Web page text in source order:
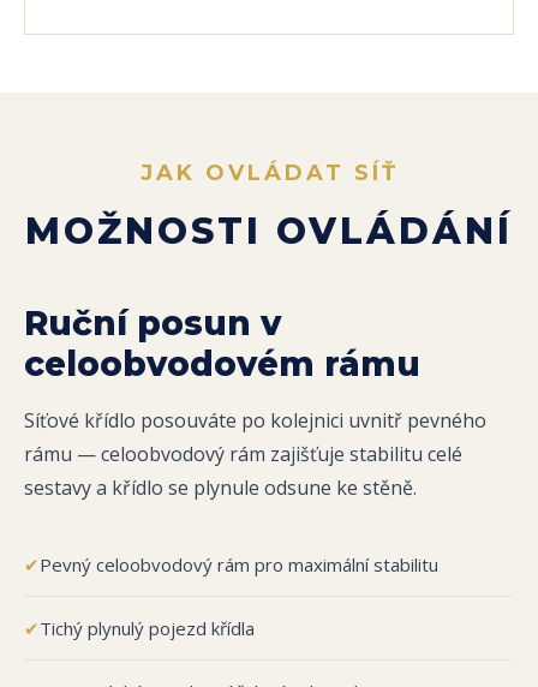
JAK OVLÁDAT SÍŤ
MOŽNOSTI OVLÁDÁNÍ
Ruční posun v
celoobvodovém rámu
Síťové křídlo posouváte po kolejnici uvnitř pevného
rámu — celoobvodový rám zajišťuje stabilitu celé
sestavy a křídlo se plynule odsune ke stěně.
✔Pevný celoobvodový rám pro maximální stabilitu
✔Tichý plynulý pojezd křídla